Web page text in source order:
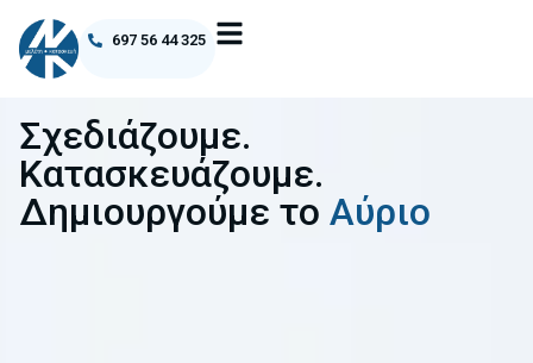
697 56 44 325
Σχεδιάζουμε.
Κατασκευάζουμε.
Δημιουργούμε το Αύριο